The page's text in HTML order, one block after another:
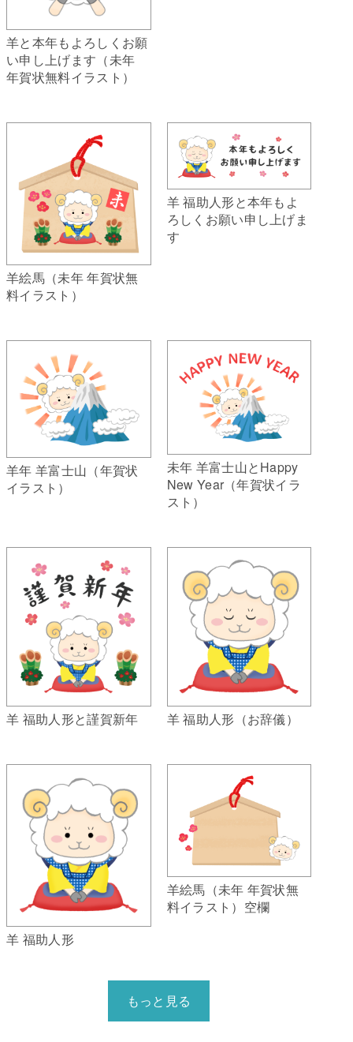
羊と本年もよろしくお願
い申し上げます（未年
年賀状無料イラスト）
羊絵馬（未年 年賀状無
料イラスト）
羊 福助人形と本年もよ
ろしくお願い申し上げま
す
羊年 羊富士山（年賀状
イラスト）
未年 羊富士山とHappy
New Year（年賀状イラ
スト）
羊 福助人形と謹賀新年 羊 福助人形（お辞儀）
羊 福助人形
羊絵馬（未年 年賀状無
料イラスト）空欄
もっと見る